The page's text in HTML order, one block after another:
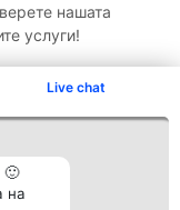
Live chat
🙂
на
нашата
услуги!